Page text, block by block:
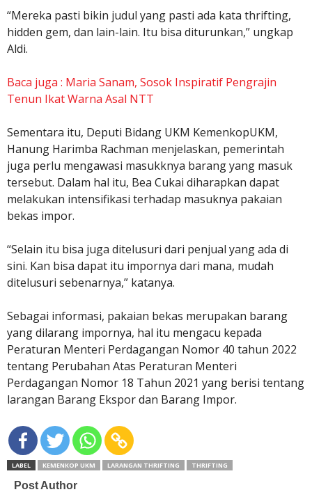
“Mereka pasti bikin judul yang pasti ada kata thrifting,
hidden gem, dan lain-lain. Itu bisa diturunkan,” ungkap
Aldi.
Baca juga : Maria Sanam, Sosok Inspiratif Pengrajin
Tenun Ikat Warna Asal NTT
Sementara itu, Deputi Bidang UKM KemenkopUKM,
Hanung Harimba Rachman menjelaskan, pemerintah
juga perlu mengawasi masukknya barang yang masuk
tersebut. Dalam hal itu, Bea Cukai diharapkan dapat
melakukan intensifikasi terhadap masuknya pakaian
bekas impor.
“Selain itu bisa juga ditelusuri dari penjual yang ada di
sini. Kan bisa dapat itu impornya dari mana, mudah
ditelusuri sebenarnya,” katanya.
Sebagai informasi, pakaian bekas merupakan barang
yang dilarang impornya, hal itu mengacu kepada
Peraturan Menteri Perdagangan Nomor 40 tahun 2022
tentang Perubahan Atas Peraturan Menteri
Perdagangan Nomor 18 Tahun 2021 yang berisi tentang
larangan Barang Ekspor dan Barang Impor.
LABEL KEMENKOP UKM LARANGAN THRIFTING THRIFTING
Post Author